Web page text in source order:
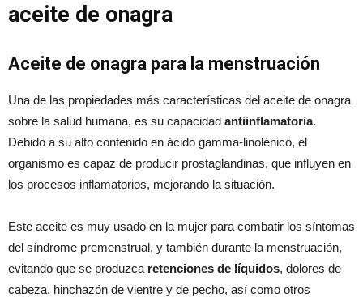
aceite de onagra
Aceite de onagra para la menstruación
Una de las propiedades más características del aceite de onagra
sobre la salud humana, es su capacidad antiinflamatoria.
Debido a su alto contenido en ácido gamma-linolénico, el
organismo es capaz de producir prostaglandinas, que influyen en
los procesos inflamatorios, mejorando la situación.
Este aceite es muy usado en la mujer para combatir los síntomas
del síndrome premenstrual, y también durante la menstruación,
evitando que se produzca retenciones de líquidos, dolores de
cabeza, hinchazón de vientre y de pecho, así como otros